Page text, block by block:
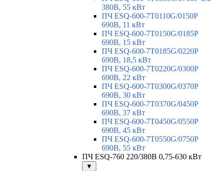
380В, 55 кВт
ПЧ ESQ-600-7T0110G/0150P
690В, 11 кВт
ПЧ ESQ-600-7T0150G/0185P
690В, 15 кВт
ПЧ ESQ-600-7T0185G/0220P
690В, 18,5 кВт
ПЧ ESQ-600-7T0220G/0300P
690В, 22 кВт
ПЧ ESQ-600-7T0300G/0370P
690В, 30 кВт
ПЧ ESQ-600-7T0370G/0450P
690В, 37 кВт
ПЧ ESQ-600-7T0450G/0550P
690В, 45 кВт
ПЧ ESQ-600-7T0550G/0750P
690В, 55 кВт
ПЧ ESQ-760 220/380В 0,75-630 кВт
▼